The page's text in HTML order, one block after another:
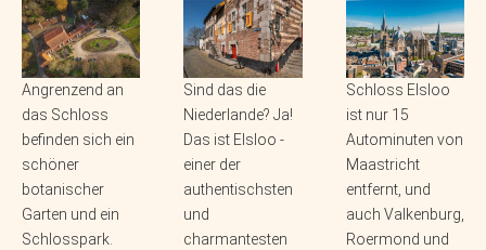
Angrenzend an
das Schloss
befinden sich ein
schöner
botanischer
Garten und ein
Schlosspark.
Sind das die
Niederlande? Ja!
Das ist Elsloo -
einer der
authentischsten
und
charmantesten
Schloss Elsloo
ist nur 15
Autominuten von
Maastricht
entfernt, und
auch Valkenburg,
Roermond und